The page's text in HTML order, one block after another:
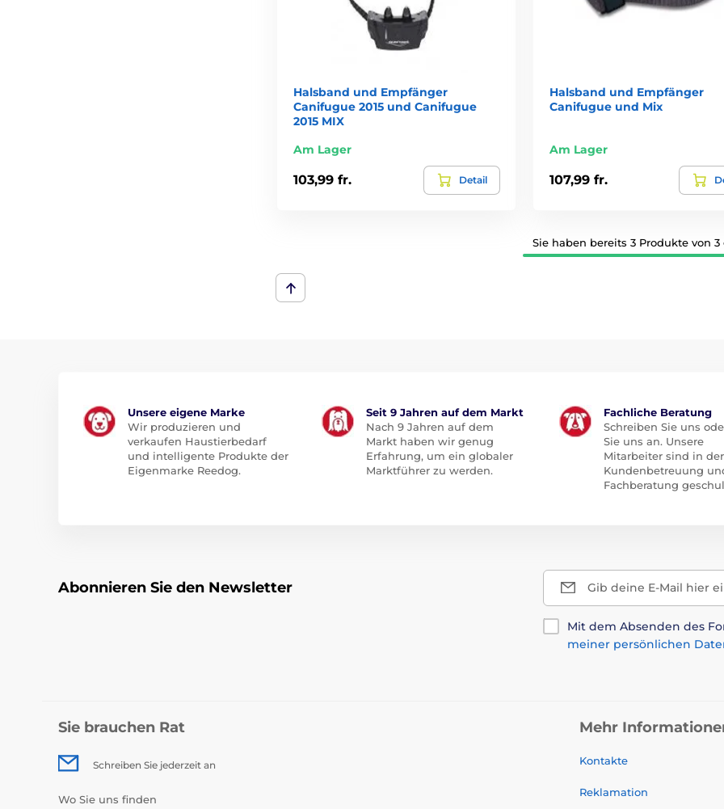
Halsband und Empfänger
Canifugue 2015 und Canifugue
2015 MIX
Am Lager
103,99 fr. Detail
Halsband und Empfänger
Canifugue und Mix
Am Lager
107,99 fr.
Sie haben bereits 3 Produkte von 3
Unsere eigene Marke
Wir produzieren und
verkaufen Haustierbedarf
und intelligente Produkte der
Eigenmarke Reedog.
Seit 9 Jahren auf dem Markt
Nach 9 Jahren auf dem
Markt haben wir genug
Erfahrung, um ein globaler
Marktführer zu werden.
Fachliche Beratung
Schreiben Sie uns
Sie uns an. Unsere
Mitarbeiter sind in der
Kundenbetreuung
Fachberatung
Abonnieren Sie den Newsletter Gib deine E-Mail hier
Mit dem Absenden des
meiner persönlichen
Sie brauchen Rat
Schreiben Sie jederzeit an
Wo Sie uns finden
Mehr
Kontakte
Reklamation